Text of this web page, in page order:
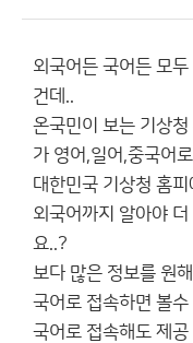
외국어든 국어든 모
건데..
온국민이 보는 기상
가 영어,일어,중국어
대한민국 기상청 홈
외국어까지 알아야
요..?
보다 많은 정보를 원
국어로 접속하면 볼수
국어로 접속해도 제